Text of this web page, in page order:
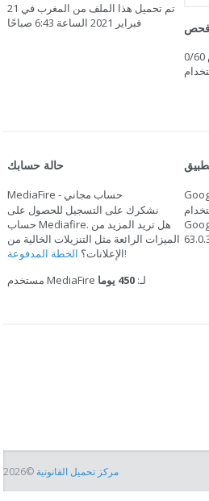
تم تحميل هذا الملف من المغرب في 21
فبراير 2021 الساعة 6:43 صباحًا
0/60
حالة حسابك
MediaFire - حساب مجاني
نشكرك على التسجيل للحصول على
حساب Mediafire. هل تريد المزيد من
الميزات الرائعة مثل التنزيلات الخالية من
الإعلانات؟الخطة المدفوعة!
مستخدم MediaFire لـ:450 يوما
مركز تحميل القانونية ©2026